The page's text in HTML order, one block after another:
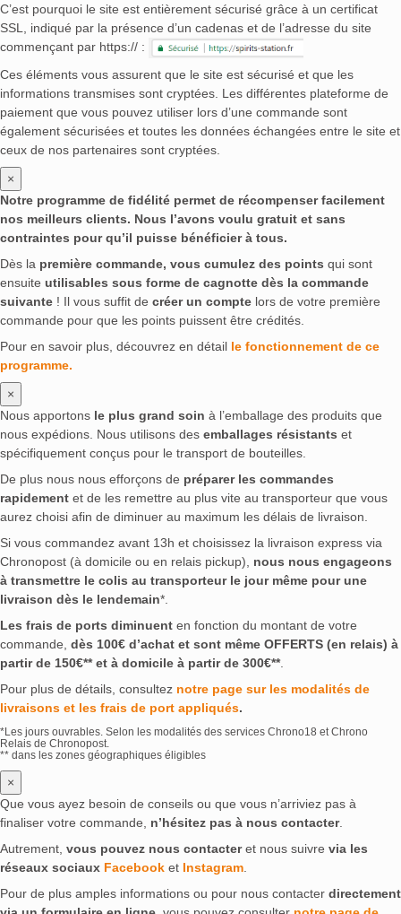
C’est pourquoi le site est entièrement sécurisé grâce à un certificat
SSL, indiqué par la présence d’un cadenas et de l’adresse du site
commençant par https:// :
Ces éléments vous assurent que le site est sécurisé et que les
informations transmises sont cryptées. Les différentes plateforme de
paiement que vous pouvez utiliser lors d’une commande sont
également sécurisées et toutes les données échangées entre le site et
ceux de nos partenaires sont cryptées.
×
Notre programme de fidélité permet de récompenser facilement
nos meilleurs clients. Nous l’avons voulu gratuit et sans
contraintes pour qu’il puisse bénéficier à tous.
Dès la première commande, vous cumulez des points qui sont
ensuite utilisables sous forme de cagnotte dès la commande
suivante ! Il vous suffit de créer un compte lors de votre première
commande pour que les points puissent être crédités.
Pour en savoir plus, découvrez en détail le fonctionnement de ce
programme.
×
Nous apportons le plus grand soin à l’emballage des produits que
nous expédions. Nous utilisons des emballages résistants et
spécifiquement conçus pour le transport de bouteilles.
De plus nous nous efforçons de préparer les commandes
rapidement et de les remettre au plus vite au transporteur que vous
aurez choisi afin de diminuer au maximum les délais de livraison.
Si vous commandez avant 13h et choisissez la livraison express via
Chronopost (à domicile ou en relais pickup), nous nous engageons
à transmettre le colis au transporteur le jour même pour une
livraison dès le lendemain*.
Les frais de ports diminuent en fonction du montant de votre
commande, dès 100€ d’achat et sont même OFFERTS (en relais) à
partir de 150€** et à domicile à partir de 300€**.
Pour plus de détails, consultez notre page sur les modalités de
livraisons et les frais de port appliqués.
*Les jours ouvrables. Selon les modalités des services Chrono18 et Chrono
Relais de Chronopost.
** dans les zones géographiques éligibles
×
Que vous ayez besoin de conseils ou que vous n’arriviez pas à
finaliser votre commande, n’hésitez pas à nous contacter.
Autrement, vous pouvez nous contacteret nous suivre via les
réseaux sociaux Facebook et Instagram
Pour de plus amples informations ou pour nous contacter directement